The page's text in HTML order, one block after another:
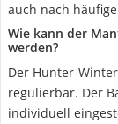
auch nach
Wie kann der
werden?
Der Hunter-
regulierbar. Der
individuell